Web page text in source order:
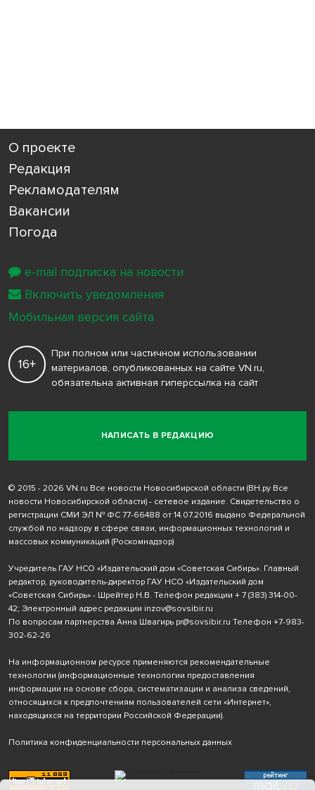
О проекте
Редакция
Рекламодателям
Вакансии
Погода
НАПИСАТЬ В РЕДАКЦИЮ
16+
При полном или частичном использовании
материалов, опубликованных на сайте VN.ru,
обязательна активная гиперссылка на сайт
© 2015 - 2026 VN.ru Все новости Новосибирской области (ВН.ру Все
новости Новосибирской области) - сетевое издание. Свидетельство о
регистрации СМИ ЭЛ № ФС 77-66488 от 14.07.2016 выдано Федеральной
службой по надзору в сфере связи, информационных технологий и
массовых коммуникаций (Роскомнадзор)
Учредитель ГАУ НСО «Издательский дом «Советская Сибирь». Главный
редактор, руководитель-директор ГАУ НСО «Издательский дом
«Советская Сибирь» - Шрейтер Н.В. Телефон редакции + 7 (383) 314-00-
42; Электронный адрес редакции inzov@sovsibir.ru
По вопросам партнерства Анна Швагирь pr@sovsibir.ru Телефон +7-983-
302-62-26
На информационном ресурсе применяются рекомендательные
технологии (информационные технологии предоставления
информации на основе сбора, систематизации и анализа сведений,
относящихся к предпочтениям пользователей сети «Интернет»,
находящихся на территории Российской Федерации).
Политика конфиденциальности персональных данных
e-mail подписка на новости
Включить уведомления
Мобильная версия сайта